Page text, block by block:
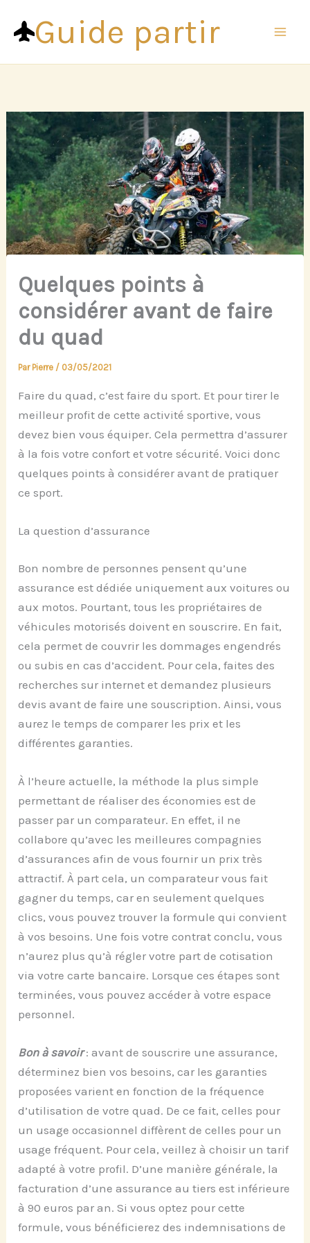
contenuGuide partir
Quelques points à
considérer avant de faire
du quad
Par Pierre / 03/05/2021
Faire du quad, c’est faire du sport. Et pour tirer le
meilleur profit de cette activité sportive, vous
devez bien vous équiper. Cela permettra d’assurer
à la fois votre confort et votre sécurité. Voici donc
quelques points à considérer avant de pratiquer
ce sport.
La question d’assurance
Bon nombre de personnes pensent qu’une
assurance est dédiée uniquement aux voitures ou
aux motos. Pourtant, tous les propriétaires de
véhicules motorisés doivent en souscrire. En fait,
cela permet de couvrir les dommages engendrés
ou subis en cas d’accident. Pour cela, faites des
recherches sur internet et demandez plusieurs
devis avant de faire une souscription. Ainsi, vous
aurez le temps de comparer les prix et les
différentes garanties.
À l’heure actuelle, la méthode la plus simple
permettant de réaliser des économies est de
passer par un comparateur. En effet, il ne
collabore qu’avec les meilleures compagnies
d’assurances afin de vous fournir un prix très
attractif. À part cela, un comparateur vous fait
gagner du temps, car en seulement quelques
clics, vous pouvez trouver la formule qui convient
à vos besoins. Une fois votre contrat conclu, vous
n’aurez plus qu’à régler votre part de cotisation
via votre carte bancaire. Lorsque ces étapes sont
terminées, vous pouvez accéder à votre espace
personnel.
Bon à savoir: avant de souscrire une assurance,
déterminez bien vos besoins, car les garanties
proposées varient en fonction de la fréquence
d’utilisation de votre quad. De ce fait, celles pour
un usage occasionnel diffèrent de celles pour un
usage fréquent. Pour cela, veillez à choisir un tarif
adapté à votre profil. D’une manière générale, la
facturation d’une assurance au tiers est inférieure
à 90 euros par an. Si vous optez pour cette
formule, vous bénéficierez des indemnisations de